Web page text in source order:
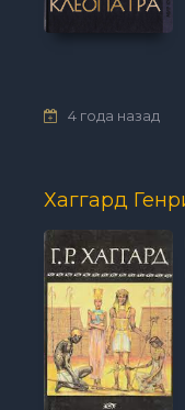
4 года назад
Хаггард